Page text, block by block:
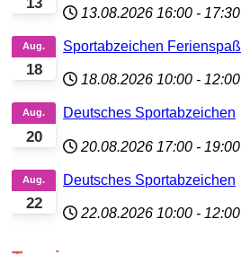
13.08.2026 16:00 - 17:30
18
Aug. Sportabzeichen Ferienspaß
18.08.2026 10:00 - 12:00
20
Aug. Deutsches Sportabzeichen
20.08.2026 17:00 - 19:00
22
Aug. Deutsches Sportabzeichen
22.08.2026 10:00 - 12:00